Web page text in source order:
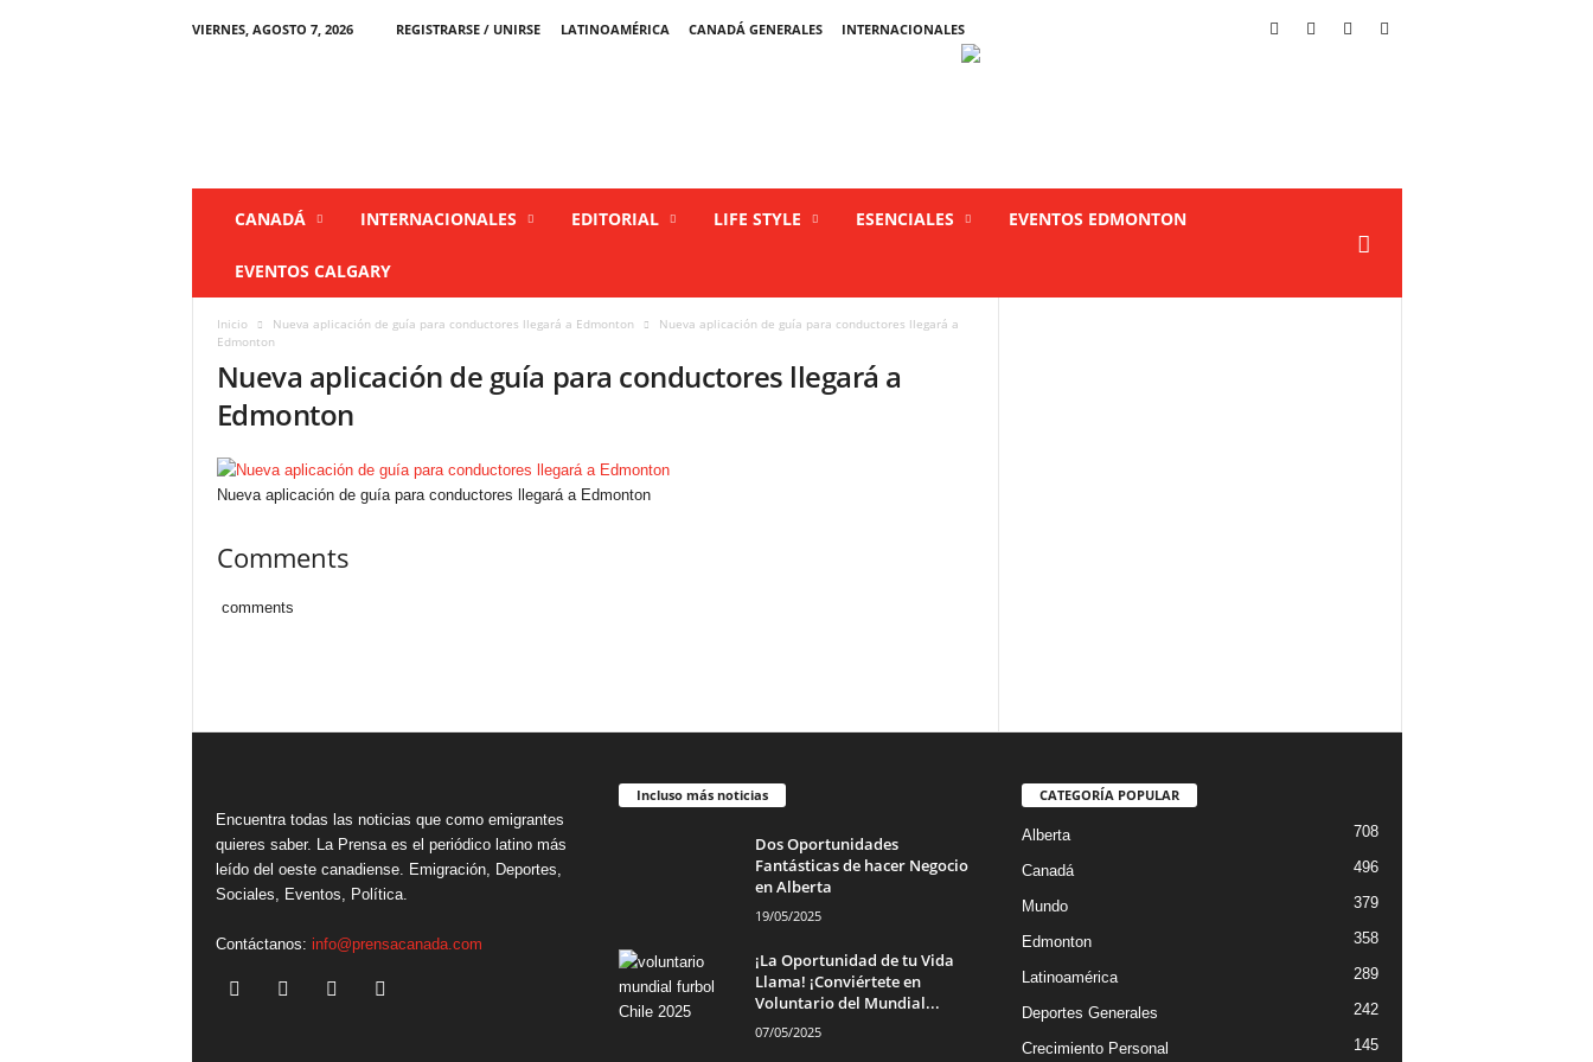
VIERNES, AGOSTO 7, 2026 REGISTRARSE / UNIRSE LATINOAMÉRICA CANADÁ GENERALES
INTERNACIONALES
CANADÁ INTERNACIONALES EDITORIAL LIFE STYLE ESENCIALES EVENTOS EDMONTON
EVENTOS CALGARY
Inicio Nueva aplicación de guía para conductores llegará a Edmonton
Nueva aplicación de guía para conductores llegará a
Edmonton
Nueva aplicación de guía para conductores llegará a
Edmonton
Nueva aplicación de guía para conductores llegará a Edmonton
Comments
comments
Encuentra todas las noticias que como emigrantes
quieres saber. La Prensa es el periódico latino más
leído del oeste canadiense. Emigración, Deportes,
Sociales, Eventos, Política.
Contáctanos: info@prensacanada.com
Incluso más noticias
Dos Oportunidades
Fantásticas de hacer Negocio
en Alberta
19/05/2025
¡La Oportunidad de tu Vida
Llama! ¡Conviértete en
Voluntario del Mundial...
07/05/2025
CATEGORÍA POPULAR
Alberta 708
Canadá 496
Mundo 379
Edmonton 358
Latinoamérica 289
Deportes Generales 242
Crecimiento Personal 145